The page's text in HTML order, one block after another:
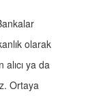
olarak
alıcı ya da
Ortaya